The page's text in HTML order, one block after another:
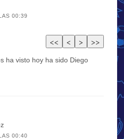
00:39
ha visto hoy ha sido Diego
00:40